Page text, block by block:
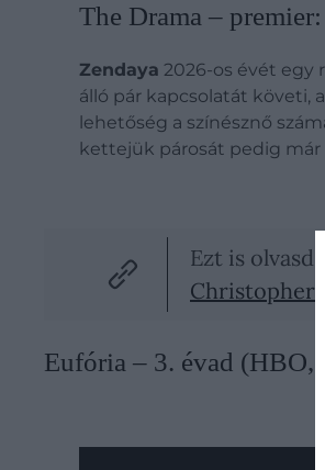
The Drama –
Zendaya 2026-os évét egy
álló pár kapcsolatát követi,
lehetőség a színésznő
kettejük párosát pedig már
Ezt is olvasd
Christopher
Eufória – 3. évad (HBO,